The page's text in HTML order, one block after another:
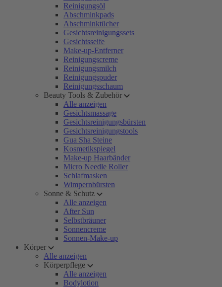
Reinigungsöl
Abschminkpads
Abschminktücher
Gesichtsreinigungssets
Gesichtsseife
Make-up-Entferner
Reinigungscreme
Reinigungsmilch
Reinigungspuder
Reinigungsschaum
Beauty Tools & Zubehör
Alle anzeigen
Gesichtsmassage
Gesichtsreinigungsbürsten
Gesichtsreinigungstools
Gua Sha Steine
Kosmetikspiegel
Make-up Haarbänder
Micro Needle Roller
Schlafmasken
Wimpernbürsten
Sonne & Schutz
Alle anzeigen
After Sun
Selbstbräuner
Sonnencreme
Sonnen-Make-up
Körper
Alle anzeigen
Körperpflege
Alle anzeigen
Bodylotion